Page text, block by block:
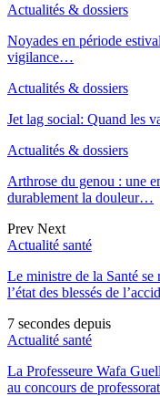
Actualités & dossiers
Noyades en période
vigilance…
Actualités & dossiers
Jet lag social: Quand les
Actualités & dossiers
Arthrose du genou : une
durablement la douleur…
Prev Next
Actualité santé
Le ministre de la Santé se
l’état des blessés de
7 secondes depuis
Actualité santé
La Professeure Wafa
au concours de